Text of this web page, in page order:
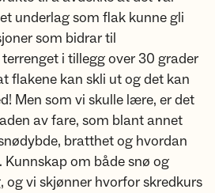
underlag som flak kunne gli
som bidrar til
i tillegg over 30 grader
flakene kan skli ut og det kan
Men som vi skulle lære, er det
av fare, som blant annet
bratthet og hvordan
Kunnskap om både snø og
og vi skjønner hvorfor skredkurs